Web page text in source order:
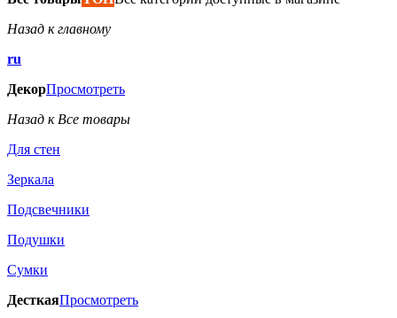
Назад к главному
ru
ДекорПросмотреть
Назад к Все товары
Для стен
Зеркала
Подсвечники
Подушки
Сумки
ДесткаяПросмотреть